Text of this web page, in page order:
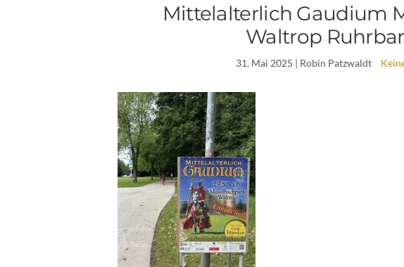
Mittelalterlich Gaudium
Waltrop
31. Mai 2025 | Robin Patzwaldt